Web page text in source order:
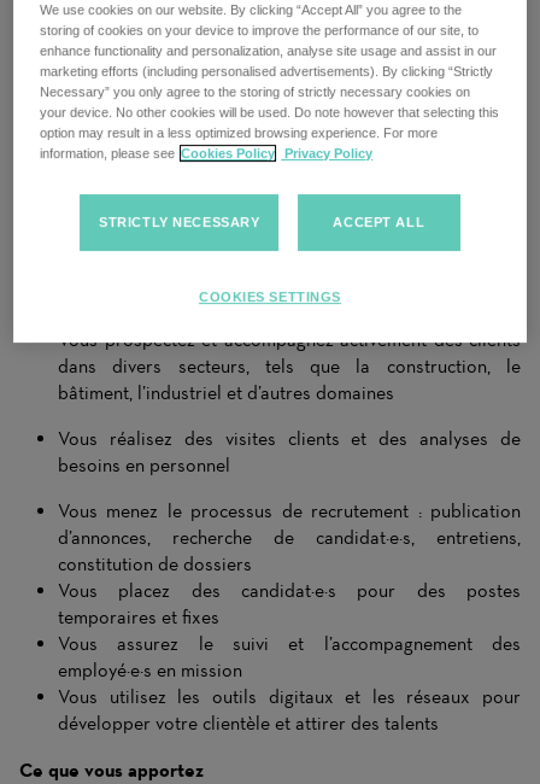
du leader du marché !
Vous avez une fibre commerciale, un sens aigu des relations
humaines et souhaitez avoir un réel impact dans le domaine
du recrutement ? Alors nous vous recherchons comme Sales
Consultant pour notre équipe à Lausanne.
recrutement à 360° : de l’acquisition de nouveaux clients
Vous prospectez et accompagnez activement des clients
dans divers secteurs, tels que la construction, le
bâtiment, l’industriel et d’autres domaines
Vous réalisez des visites clients et des analyses de
besoins en personnel
Vous menez le processus de recrutement : publication
d’annonces, recherche de candidat·e·s, entretiens,
constitution de dossiers
Vous placez des candidat·e·s pour des postes
temporaires et fixes
Vous assurez le suivi et l’accompagnement des
employé·e·s en mission
Vous utilisez les outils digitaux et les réseaux pour
développer votre clientèle et attirer des talents
Ce que vous apportez
We use cookies on our website. By clicking “Accept All” you agree to the
storing of cookies on your device to improve the performance of our site, to
enhance functionality and personalization, analyse site usage and assist in our
marketing efforts (including personalised advertisements). By clicking “Strictly
Necessary” you only agree to the storing of strictly necessary cookies on
your device. No other cookies will be used. Do note however that selecting this
option may result in a less optimized browsing experience. For more
information, please see Cookies Policy Privacy Policy
STRICTLY NECESSARY ACCEPT ALL
COOKIES SETTINGS